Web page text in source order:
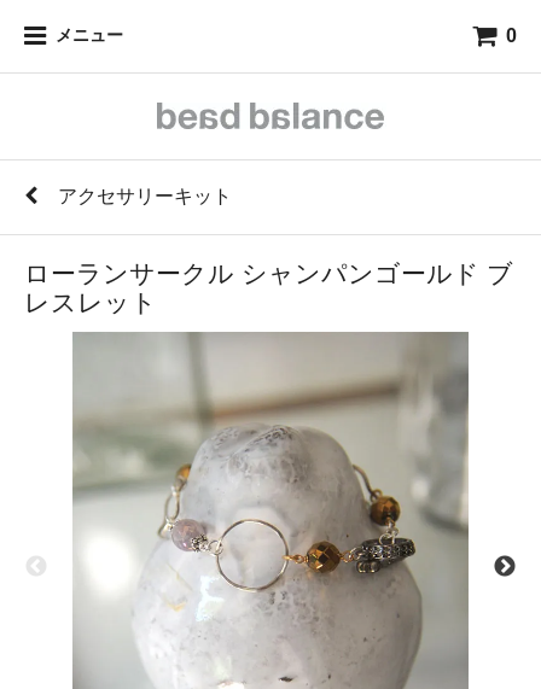
メニュー 0
アクセサリーキット
ローランサークル シャンパンゴールド ブ
レスレット